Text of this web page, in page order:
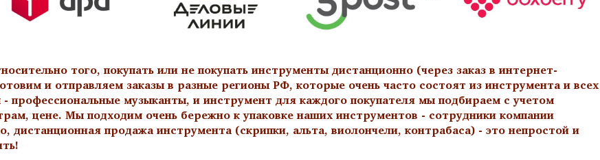
того, покупать или не покупать инструменты дистанционно (через заказ в интернет-
и отправляем заказы в разные регионы РФ, которые очень часто состоят из инструмента и всех
профессиональные музыканты, и инструмент для каждого покупателя мы подбираем с учетом
цене. Мы подходим очень бережно к упаковке наших инструментов - сотрудники компании
продажа инструмента (скрипки, альта, виолончели, контрабаса) - это непростой и